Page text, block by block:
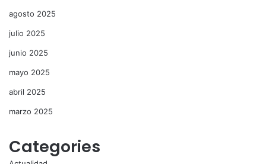
agosto 2025
julio 2025
junio 2025
mayo 2025
abril 2025
marzo 2025
Categories